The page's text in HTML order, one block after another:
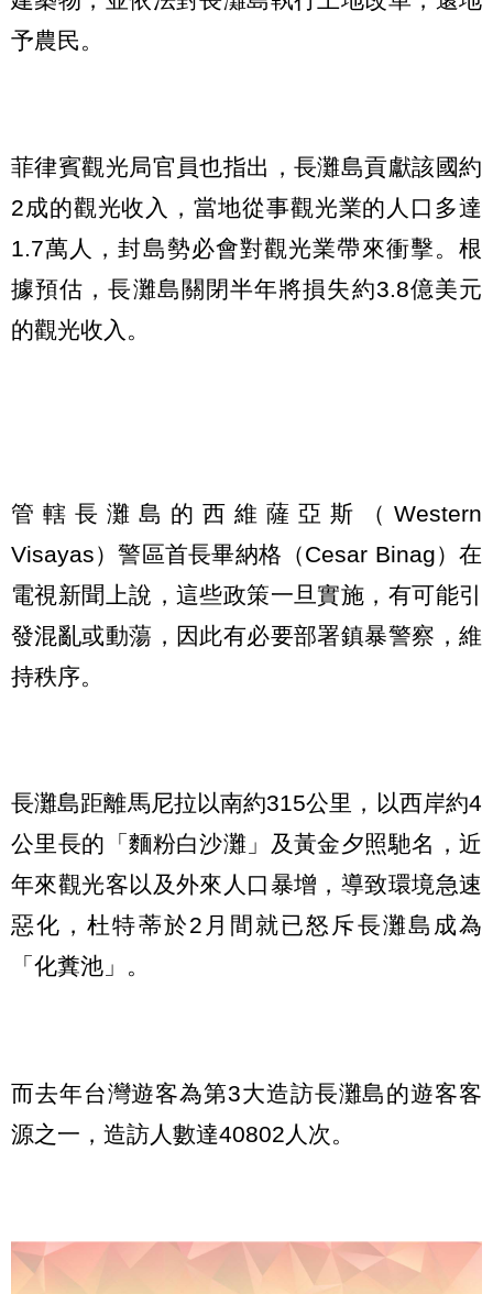
予農民。
菲律賓觀光局官員也指出，長灘島貢獻該國約
2成的觀光收入，當地從事觀光業的人口多達
1.7萬人，封島勢必會對觀光業帶來衝擊。根
據預估，長灘島關閉半年將損失約3.8億美元
的觀光收入。
管轄長灘島的西維薩亞斯（Western
Visayas）警區首長畢納格（Cesar Binag）在
電視新聞上說，這些政策一旦實施，有可能引
發混亂或動蕩，因此有必要部署鎮暴警察，維
持秩序。
長灘島距離馬尼拉以南約315公里，以西岸約4
公里長的「麵粉白沙灘」及黃金夕照馳名，近
年來觀光客以及外來人口暴增，導致環境急速
惡化，杜特蒂於2月間就已怒斥長灘島成為
「化糞池」。
而去年台灣遊客為第3大造訪長灘島的遊客客
源之一，造訪人數達40802人次。